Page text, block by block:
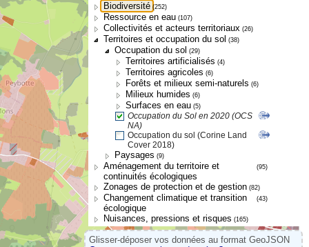
Biodiversité (252)
Ressource en eau (107)
Collectivités et acteurs territoriaux (26)
Territoires et occupation du sol (38)
Occupation du sol (29)
Territoires artificialisés (4)
Territoires agricoles (6)
Forêts et milieux semi-naturels (6)
Milieux humides (6)
Surfaces en eau (5)
Occupation du Sol en 2020 (OCS
NA)
Occupation du sol (Corine Land
Cover 2018)
Paysages (9)
Aménagement du territoire et
continuités écologiques
(95)
Zonages de protection et de gestion (82)
Changement climatique et transition
écologique
(43)
Nuisances, pressions et risques (165)
Glisser-déposer vos données au format GeoJSON